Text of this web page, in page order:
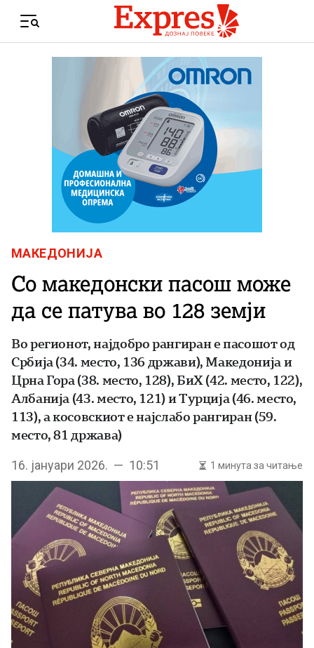
Menu
МАКЕДОНИЈА
Со македонски пасош може
да се патува во 128 земји
Во регионот, најдобро рангиран е пасошот од
Србија (34. место, 136 држави), Македонија и
Црна Гора (38. место, 128), БиХ (42. место, 122),
Албанија (43. место, 121) и Турција (46. место,
113), а косовскиот е најслабо рангиран (59.
место, 81 држава)
16. јануари 2026. — 10:51 1 минута за читање